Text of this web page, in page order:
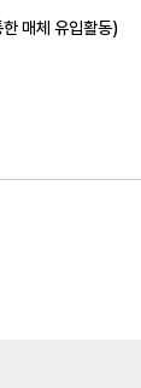
매체 유입활동)